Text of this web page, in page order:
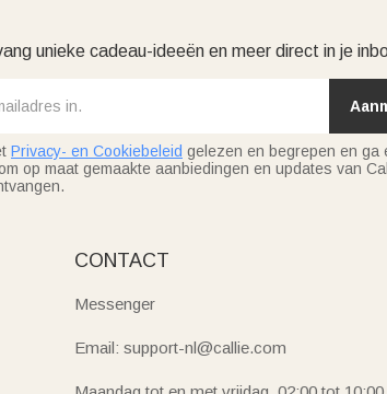
unieke cadeau-ideeën en meer direct in je
Privacy- en Cookiebeleid gelezen en begrepen en ga
op maat gemaakte aanbiedingen en updates van
CONTACT
Messenger
Email: support-nl@callie.com